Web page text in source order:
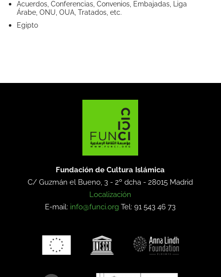
Acuerdos, Conferencias, Convenios, Embajadas, Liga
Árabe, ONU, OUA, Tratados, etc.
Egipto
Fundación de Cultura Islámica
C/ Guzmán el Bueno, 3 - 2º dcha -28015 Madrid
Localización
E-mail: info@funci.org Tel: 91 543 46 73